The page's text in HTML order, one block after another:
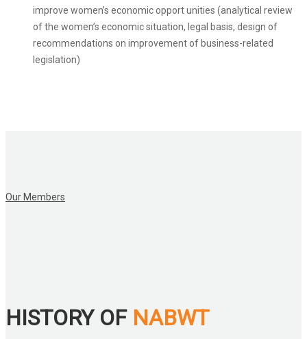
improve women’s economic opport unities (analytical review
of the women’s economic situation, legal basis, design of
recommendations on improvement of business-related
legislation)
Our Members
HISTORY OF NABWT